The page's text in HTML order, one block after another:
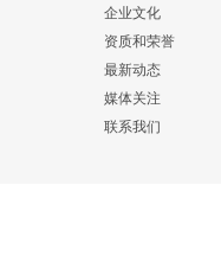
企业文化
资质和荣誉
最新动态
媒体关注
联系我们